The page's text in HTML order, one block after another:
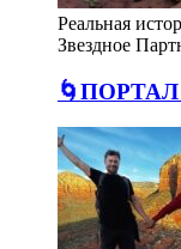
Реальная
Звездное